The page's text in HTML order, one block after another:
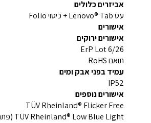
אביזרים כלולים
עט Lenovo® Tab + כיסוי Folio
אישורים
אישורים ירוקים
ErP Lot 6/26
תואם RoHS
עמיד בפני אבק ומים
IP52
אישורים נוספים
TÜV Rheinland® Flicker Free
TÜV Rheinland® Low Blue Light (פתרון חומרה)